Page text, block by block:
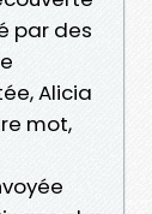
par des
Alicia
mot,